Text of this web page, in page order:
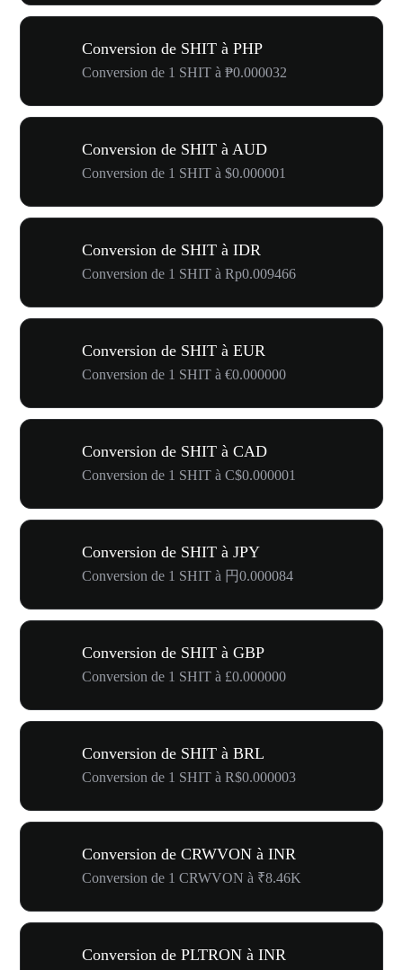
Conversion de SHIT à PHP
Conversion de 1 SHIT à ₱0.000032
Conversion de SHIT à AUD
Conversion de 1 SHIT à $0.000001
Conversion de SHIT à IDR
Conversion de 1 SHIT à Rp0.009466
Conversion de SHIT à EUR
Conversion de 1 SHIT à €0.000000
Conversion de SHIT à CAD
Conversion de 1 SHIT à C$0.000001
Conversion de SHIT à JPY
Conversion de 1 SHIT à 円0.000084
Conversion de SHIT à GBP
Conversion de 1 SHIT à £0.000000
Conversion de SHIT à BRL
Conversion de 1 SHIT à R$0.000003
Conversion de CRWVON à INR
Conversion de 1 CRWVON à ₹8.46K
Conversion de PLTRON à INR